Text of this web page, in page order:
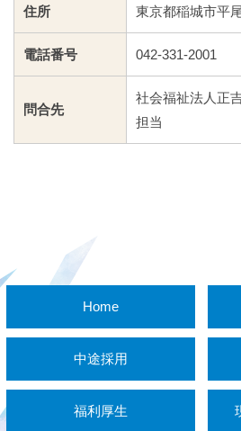
住所 東京都稲城市平
電話番号 042-331-2001
問合先
社会福祉法人正
担当
Home
中途採用
福利厚生